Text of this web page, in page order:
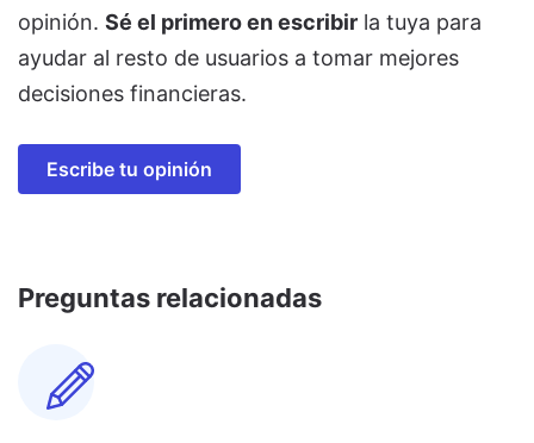
opinión. Sé el primero en escribir la tuya para
ayudar al resto de usuarios a tomar mejores
decisiones financieras.
Escribe tu opinión
Preguntas relacionadas